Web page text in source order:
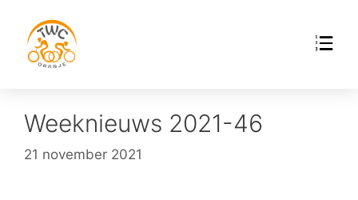
Weeknieuws 2021-46
21 november 2021